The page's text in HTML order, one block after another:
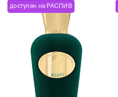
доступен на РАСПИВ